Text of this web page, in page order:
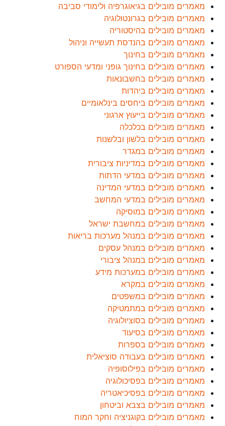
מאמרים מובילים בגיאוגרפיה ולימודי סביבה
מאמרים מובילים בגרונטולוגיה
מאמרים מובילים בהיסטוריה
מאמרים מובילים בהנדסת תעשייה וניהול
מאמרים מובילים בחינוך
מאמרים מובילים בחינוך גופני ומדעי הספורט
מאמרים מובילים בחשבונאות
מאמרים מובילים ביהדות
מאמרים מובילים ביחסים בינלאומיים
מאמרים מובילים בייעוץ ארגוני
מאמרים מובילים בכלכלה
מאמרים מובילים בלשון ובלשנות
מאמרים מובילים במגדר
מאמרים מובילים במדיניות ציבורית
מאמרים מובילים במדעי הדתות
מאמרים מובילים במדעי המדינה
מאמרים מובילים במדעי המחשב
מאמרים מובילים במוסיקה
מאמרים מובילים במחשבת ישראל
מאמרים מובילים במנהל מערכות בריאות
מאמרים מובילים במנהל עסקים
מאמרים מובילים במנהל ציבורי
מאמרים מובילים במערכות מידע
מאמרים מובילים במקרא
מאמרים מובילים במשפטים
מאמרים מובילים במתמטיקה
מאמרים מובילים בסוציולוגיה
מאמרים מובילים בסיעוד
מאמרים מובילים בספרות
מאמרים מובילים בעבודה סוציאלית
מאמרים מובילים בפילוסופיה
מאמרים מובילים בפסיכולוגיה
מאמרים מובילים בפסיכיאטריה
מאמרים מובילים בצבא וביטחון
מאמרים מובילים בקוגניציה וחקר המוח